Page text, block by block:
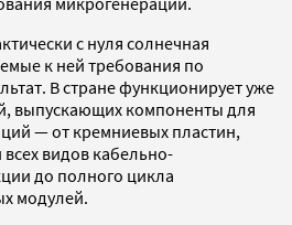
с нуля солнечная
к ней требования по
В стране функционирует уже
выпускающих компоненты для
— от кремниевых пластин,
видов кабельно-
до полного цикла
модулей.